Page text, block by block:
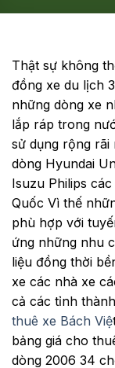
Thật sự không
đồng xe du lịch
những dòng xe
lắp ráp trong
sử dụng rộng
dòng Hyundai
Isuzu Philips
Quốc Vì thế
phù hợp với
ứng những nhu
liệu đồng thời
xe các nhà xe
cả các tỉnh
thuê xe Bách Việ
bảng giá cho
dòng 2006 34